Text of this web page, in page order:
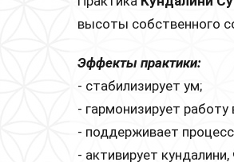
высоты собственного
Эффекты практики:
- стабилизирует ум;
- гармонизирует
- поддерживает
- активирует